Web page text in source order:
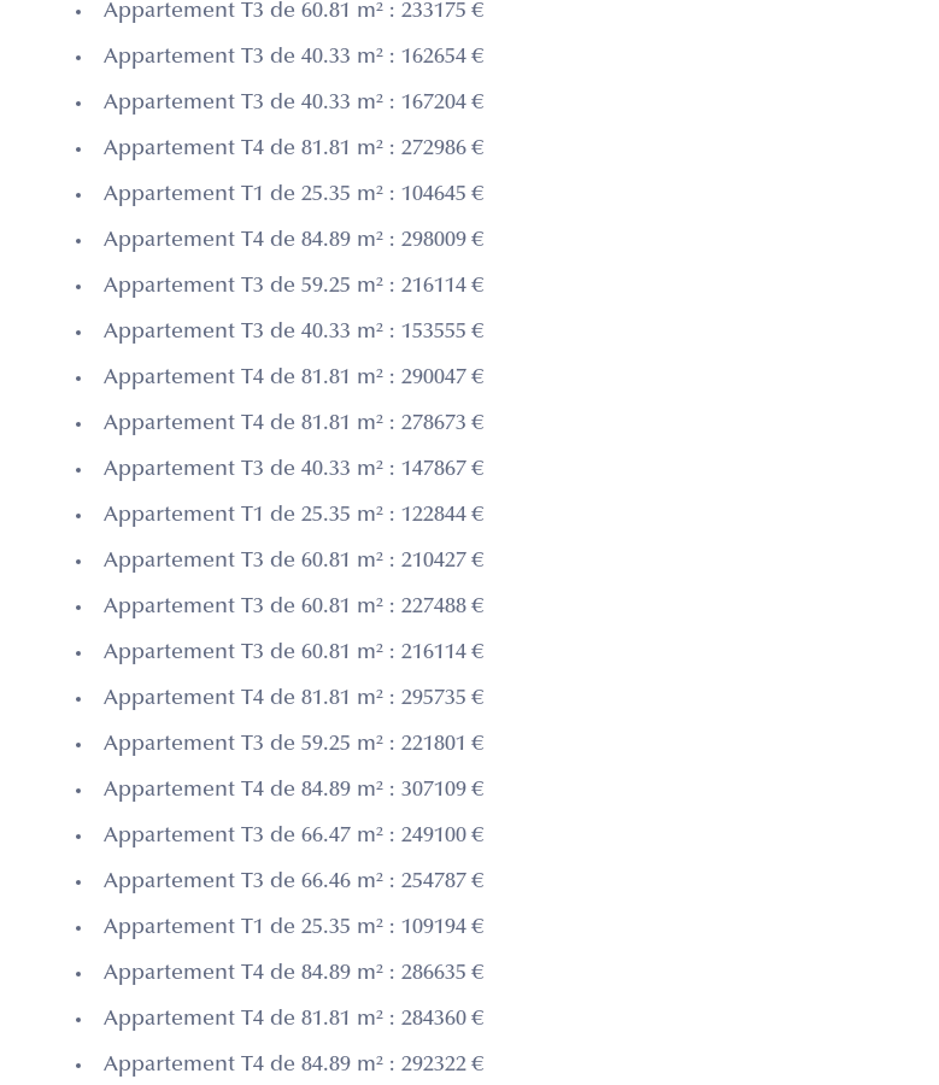
Appartement T3 de 60.81 m² : 233175 €
Appartement T3 de 40.33 m² : 162654 €
Appartement T3 de 40.33 m² : 167204 €
Appartement T4 de 81.81 m² : 272986 €
Appartement T1 de 25.35 m² : 104645 €
Appartement T4 de 84.89 m² : 298009 €
Appartement T3 de 59.25 m² : 216114 €
Appartement T3 de 40.33 m² : 153555 €
Appartement T4 de 81.81 m² : 290047 €
Appartement T4 de 81.81 m² : 278673 €
Appartement T3 de 40.33 m² : 147867 €
Appartement T1 de 25.35 m² : 122844 €
Appartement T3 de 60.81 m² : 210427 €
Appartement T3 de 60.81 m² : 227488 €
Appartement T3 de 60.81 m² : 216114 €
Appartement T4 de 81.81 m² : 295735 €
Appartement T3 de 59.25 m² : 221801 €
Appartement T4 de 84.89 m² : 307109 €
Appartement T3 de 66.47 m² : 249100 €
Appartement T3 de 66.46 m² : 254787 €
Appartement T1 de 25.35 m² : 109194 €
Appartement T4 de 84.89 m² : 286635 €
Appartement T4 de 81.81 m² : 284360 €
Appartement T4 de 84.89 m² : 292322 €